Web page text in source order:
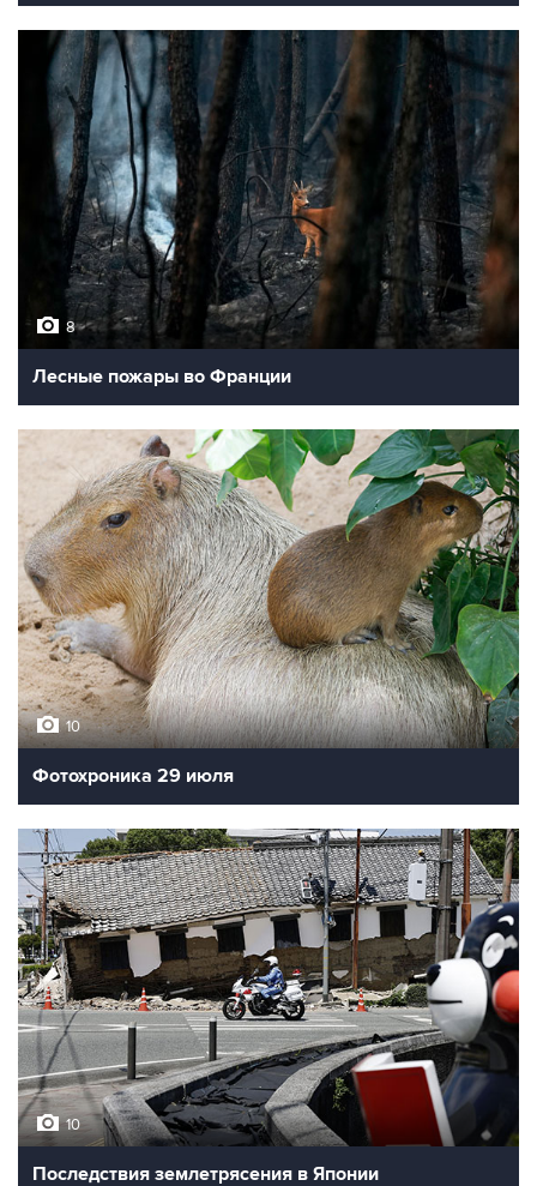
8
Лесные пожары во Франции
10
Фотохроника 29 июля
10
Последствия землетрясения в Японии